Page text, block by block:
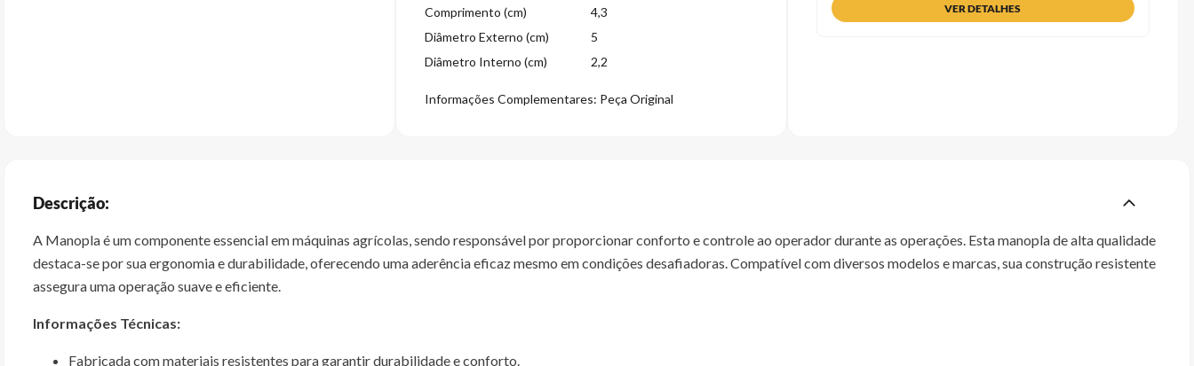
Comprimento (cm)
4,3
Diâmetro Externo (cm)
5
Diâmetro Interno (cm)
2,2
Informações Complementares: Peça Original
VER DETALHES
Descrição:
A Manopla é um componente essencial em máquinas agrícolas, sendo responsável por proporcionar conforto e controle ao operador durante as operações. Esta manopla de alta qualidade
destaca-se por sua ergonomia e durabilidade, oferecendo uma aderência eficaz mesmo em condições desafiadoras. Compatível com diversos modelos e marcas, sua construção resistente
assegura uma operação suave e eficiente.
Informações Técnicas:
Fabricada com materiais resistentes para garantir durabilidade e conforto.